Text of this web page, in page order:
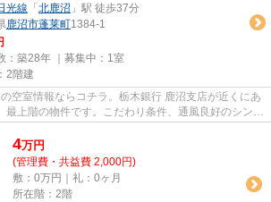
光線 「 北鹿沼 」駅 徒歩37分
鹿沼市蓬莱町1384-1
：築28年 ｜募集中： 1室
2階建
空室情報ならコチラ。栃木銀行 鹿沼支店が近くにあ
最上階の物件です。こだわり条件、通風良好のシンプ
...
4万円
(管理費・共益費 2,000円)
敷：0万円｜礼：0ヶ月
所在階：2階